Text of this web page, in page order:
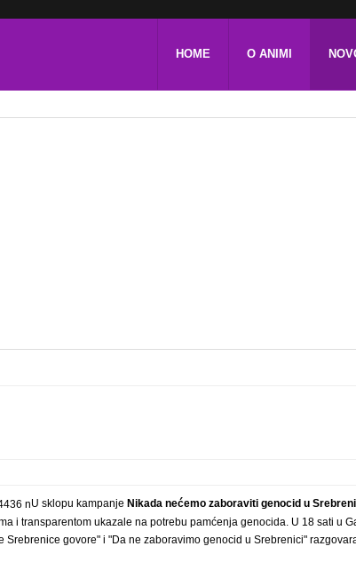
HOME O ANIMI
U sklopu kampanje Nikada nećemo zaboraviti genocid u
i transparentom ukazale na potrebu pamćenja genocida. U 18 sati u
govore" i "Da ne zaboravimo genocid u Srebrenici"